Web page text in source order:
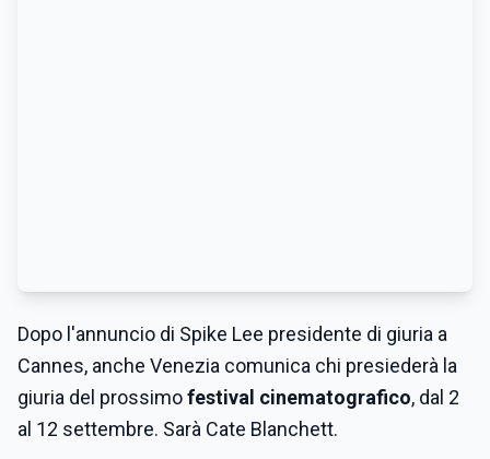
Dopo l'annuncio di Spike Lee presidente di giuria a
Cannes, anche Venezia comunica chi presiederà la
giuria del prossimofestival cinematografico, dal 2
al 12 settembre. Sarà Cate Blanchett.